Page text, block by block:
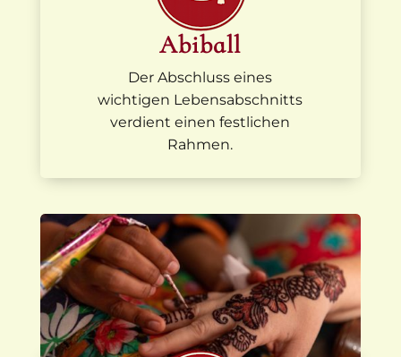
Abiball
Der Abschluss eines
wichtigen Lebensabschnitts
verdient einen festlichen
Rahmen.